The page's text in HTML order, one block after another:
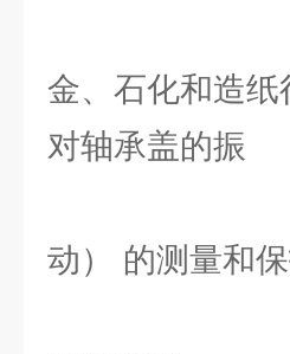
金、石化和造
对轴承盖的振
动） 的测量和